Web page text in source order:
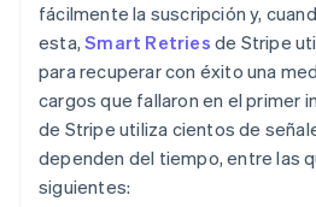
fácilmente la suscripción y,
esta,Smart Retries de Stripe
para recuperar con éxito una
cargos que fallaron en el primer
de Stripe utiliza cientos de
dependen del tiempo, entre las
siguientes: